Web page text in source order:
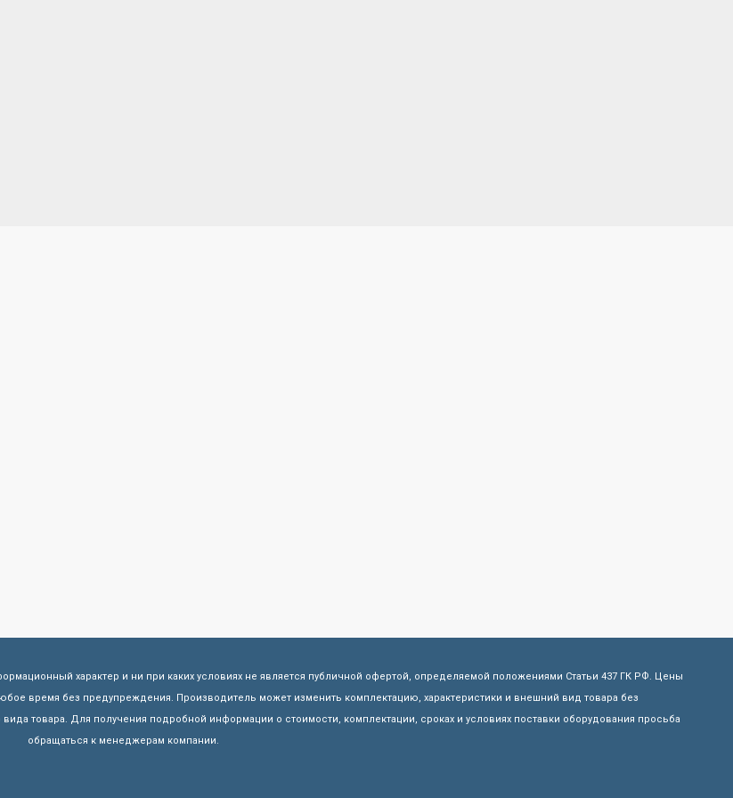
характер и ни при каких условиях не является публичной офертой, определяемой положениями Статьи 437 ГК РФ. Цены
время без предупреждения. Производитель может изменить комплектацию, характеристики и внешний вид товара без
товара. Для получения подробной информации о стоимости, комплектации, сроках и условиях поставки оборудования просьба
обращаться к менеджерам компании.